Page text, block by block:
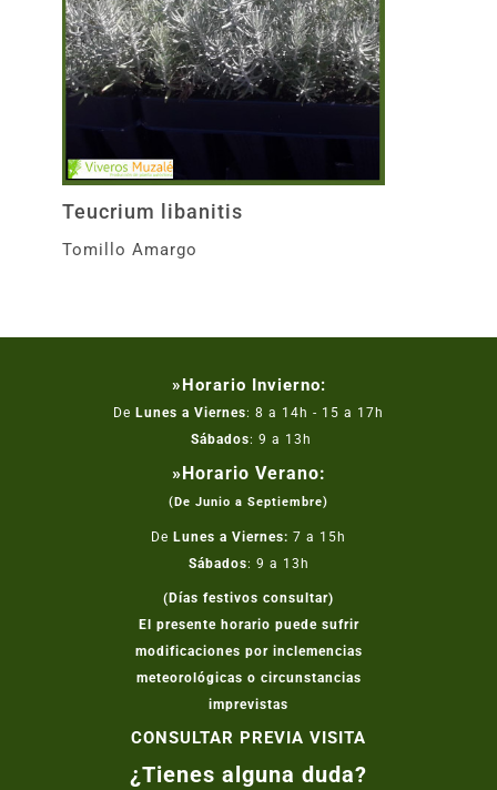
Teucrium libanitis
Tomillo Amargo
»Horario Invierno:
De Lunes a Viernes: 8 a 14h - 15 a 17h
Sábados: 9 a 13h
»Horario Verano:
(De Junio a Septiembre)
De Lunes a Viernes: 7 a 15h
Sábados: 9 a 13h
(Días festivos consultar)
El presente horario puede sufrir
modificaciones por inclemencias
meteorológicas o circunstancias
imprevistas
CONSULTAR PREVIA VISITA
¿Tienes alguna duda?